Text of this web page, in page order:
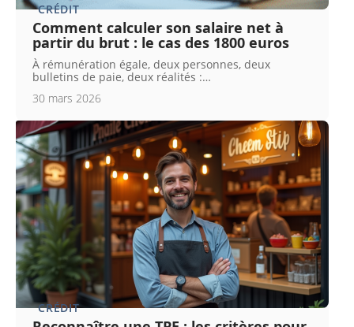
CRÉDIT
Comment calculer son salaire net à
partir du brut : le cas des 1800 euros
À rémunération égale, deux personnes, deux
bulletins de paie, deux réalités :…
30 mars 2026
CRÉDIT